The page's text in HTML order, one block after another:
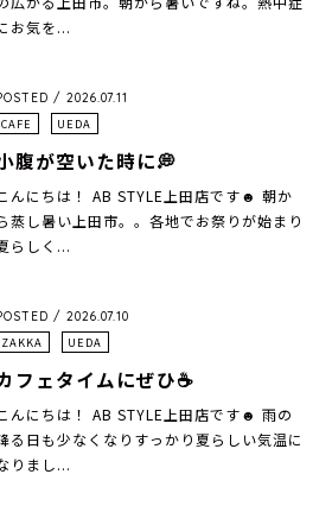
お気を...
/ 2026.07.11
CAFE UEDA
腹が空いた時に💭
んにちは！ AB STYLE上田店です☻ 朝か
蒸し暑い上田市。。各地でお祭りが始まり
らしく...
/ 2026.07.10
ZAKKA UEDA
フェタイムにぜひ☕
んにちは！ AB STYLE上田店です☻ 雨の
る日も少なくなりすっかり夏らしい気温に
りまし...